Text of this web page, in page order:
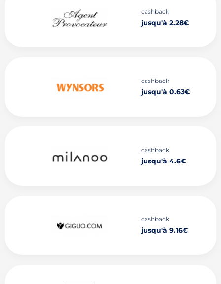
cashback
jusqu'à 2.28€
cashback
jusqu'à 0.63€
cashback
jusqu'à 4.6€
cashback
jusqu'à 9.16€